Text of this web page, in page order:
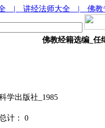
| 讲经法师大全 | 佛教
佛教经籍选编_任
学出版社_1985
计： 0